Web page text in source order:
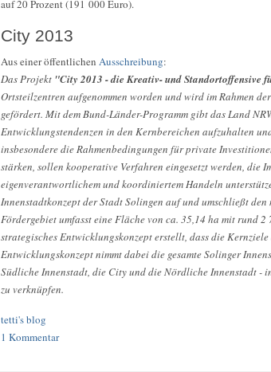
auf 20 Prozent (191 000 Euro).
City 2013
Aus einer öffentlichen Ausschreibung:
Das Projekt "City 2013 - die Kreativ- und Standortoffensive
Ortsteilzentren aufgenommen worden und wird im Rahmen
gefördert. Mit dem Bund-Länder-Programm gibt das Land
Entwicklungstendenzen in den Kernbereichen aufzuhalten
insbesondere die Rahmenbedingungen für private
stärken, sollen kooperative Verfahren eingesetzt werden,
eigenverantwortlichem und koordiniertem Handeln
Innenstadtkonzept der Stadt Solingen auf und umschließt
Fördergebiet umfasst eine Fläche von ca. 35,14 ha mit rund
strategisches Entwicklungskonzept erstellt, dass die
Entwicklungskonzept nimmt dabei die gesamte Solinger
Südliche Innenstadt, die City und die Nördliche Innenstadt
zu verknüpfen.
tetti's blog
1 Kommentar